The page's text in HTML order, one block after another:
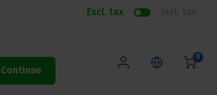
Excl. tax
Continue
0